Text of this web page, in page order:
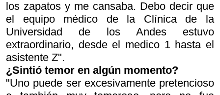
los zapatos y me cansaba. Debo decir que
el equipo médico de la Clínica de la
Universidad de los Andes estuvo
extraordinario, desde el medico 1 hasta el
asistente Z".
¿Sintió temor en algún momento?
"Uno puede ser excesivamente pretencioso